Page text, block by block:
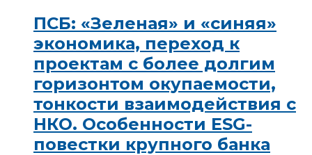
ПСБ: «Зеленая» и «синяя»
экономика, переход к
проектам с более долгим
горизонтом окупаемости,
тонкости взаимодействия с
НКО. Особенности ESG-
повестки крупного банка